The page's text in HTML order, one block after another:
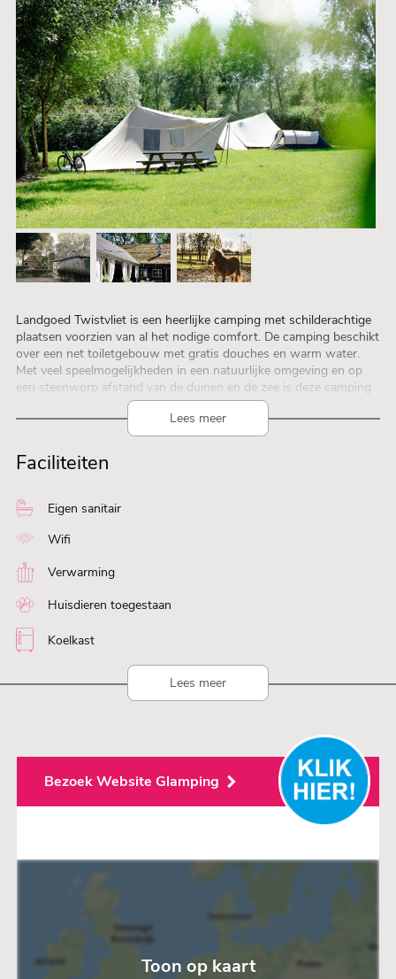
Landgoed Twistvliet is een heerlijke camping met schilderachtige
plaatsen voorzien van al het nodige comfort. De camping beschikt
over een net toiletgebouw met gratis douches en warm water.
Met veel speelmogelijkheden in een natuurlijke omgeving en op
een steenworp afstand van de duinen en de zee is deze camping
ideaal voor gezinnen, fiets- of wandelvakanties. Buitenom de vier
campingvelden met ruime kampeerplekken is het ook mogelijk om
in een van de Landhuizen, Cottages, Lodges en Camping lodges
te verblijven.
Lees meer
Faciliteiten
Eigen sanitair
Wifi
Verwarming
Huisdieren toegestaan
Koelkast
Lees meer
Bezoek Website Glamping
Toon op kaart